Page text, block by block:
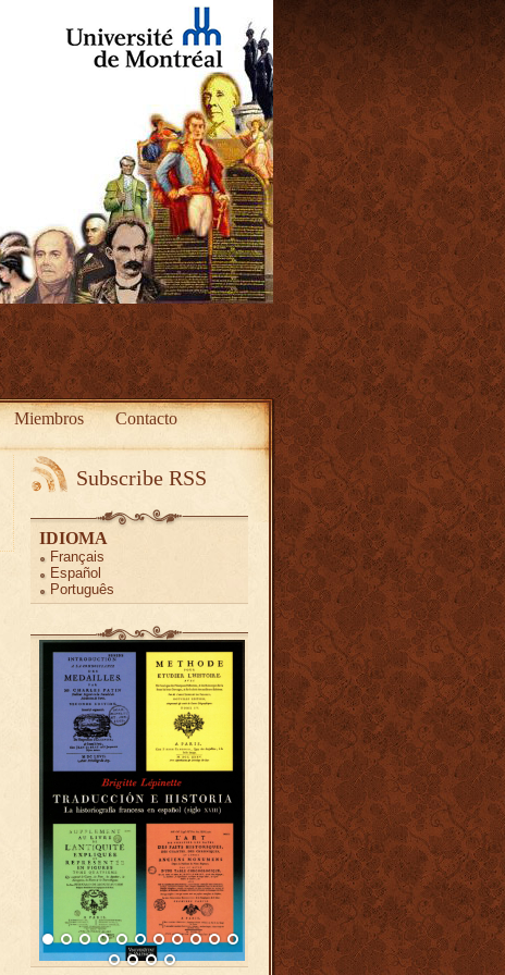
Miembros Contacto
Subscribe RSS
IDIOMA
Français
Español
Português